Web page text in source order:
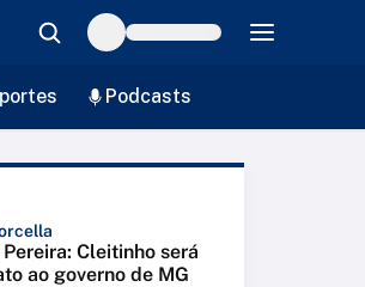
Podcasts
Cleitinho será
ao governo de MG